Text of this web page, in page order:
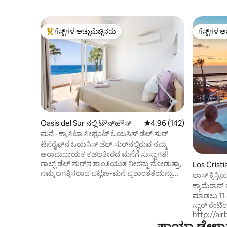
ಗೆಸ್ಟ್‌ಗಳಿಗೆ ಅತಿ ಹೆಚ್ಚು ಅಚ್ಚುಮೆಚ್ಚಿನದು
ಗೆಸ್ಟ್‌ಗಳ ಅಚ್ಚುಮೆಚ್ಚಿನದು
Oasis del Sur ನಲ್ಲಿ ಟೌನ್‌ಹೌಸ್ 5 ರಲ್ಲಿ 4.96 ಸರಾಸರಿ
4.96 (142)
ಮನೆ · ಕ್ಯಾಸಿಟಾ ಸೀಫ್ರಂಟ್ ಓಯಸಿಸ್ ಡೆಲ್ ಸುರ್
ಟೆನೆರೈಫ್‌ನ ಓಯಸಿಸ್ ಡೆಲ್ ಸುರ್‌ನಲ್ಲಿರುವ ನಮ್ಮ
ಆರಾಮದಾಯಕ ಕಡಲತೀರದ ಮನೆಗೆ ಸುಸ್ವಾಗತ!
ಗಾಲ್ಫ್ ಡೆಲ್ ಸುರ್‌ನ ಶಾಂತಿಯುತ ನೀರನ್ನು ನೋಡುತ್ತಾ,
ನಮ್ಮ ಲಗತ್ತಿಸಲಾದ ಪಟ್ಟಣ-ಮನೆ ಪ್ರಶಾಂತತೆಯನ್ನು
ಎರಡು ಡಬಲ್ ಬೆಡ್‌ರೂಮ್‌ಗಳು, ಎರಡು ಶವರ್
ಗೆಸ್ಟ್‌ಗಳ
ಗೆಸ್ಟ್‌ಗಳ
Los
ಲಾಸ್
ರಿಟ್ರೀಟ್
ಕ್ಯಾಮೆರಾನ್
ಮಾಡಲು 11
ಸ್ಟಾರ್
http://
ಬಾಗಿಲಿನಿಂದ